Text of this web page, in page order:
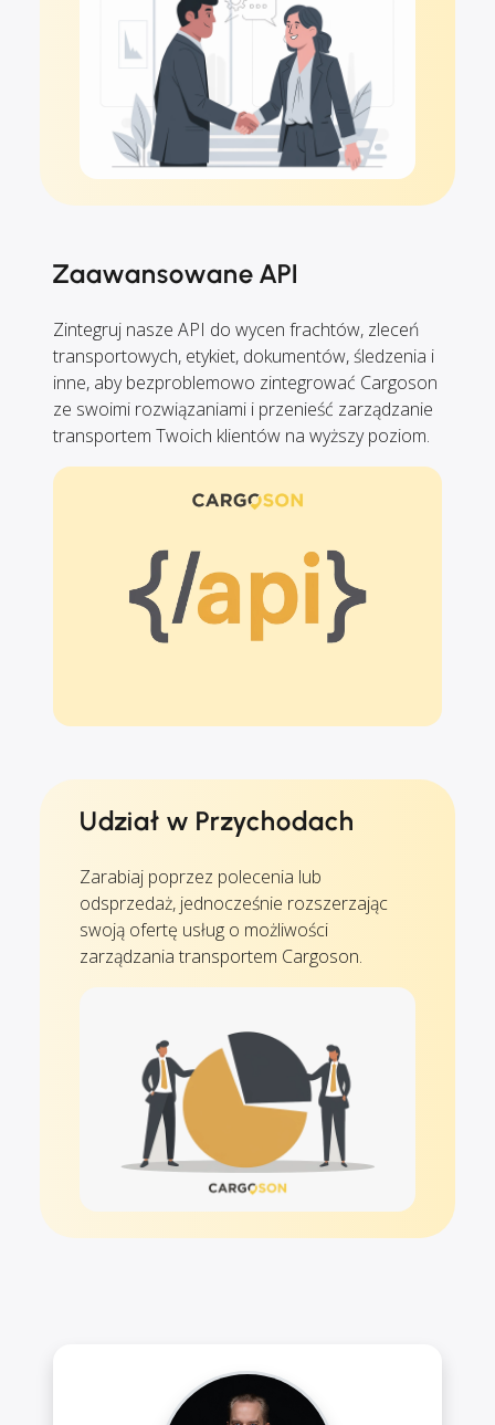
Zaawansowane API
Zintegruj nasze API do wycen frachtów, zleceń
transportowych, etykiet, dokumentów, śledzenia i
inne, aby bezproblemowo zintegrować Cargoson
ze swoimi rozwiązaniami i przenieść zarządzanie
transportem Twoich klientów na wyższy poziom.
Udział w Przychodach
Zarabiaj poprzez polecenia lub
odsprzedaż, jednocześnie rozszerzając
swoją ofertę usług o możliwości
zarządzania transportem Cargoson.